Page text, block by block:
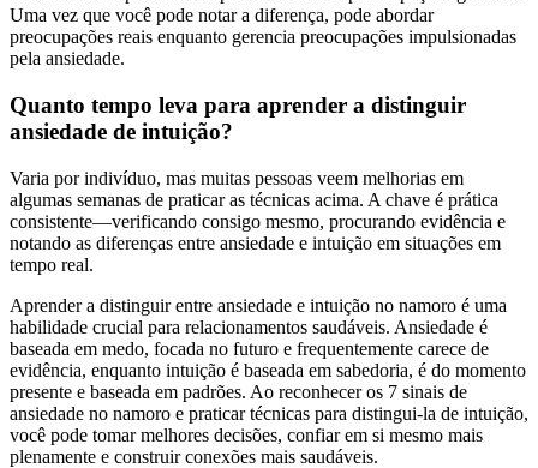
Uma vez que você pode notar a diferença, pode abordar
preocupações reais enquanto gerencia preocupações impulsionadas
pela ansiedade.
Quanto tempo leva para aprender a distinguir
ansiedade de intuição?
Varia por indivíduo, mas muitas pessoas veem melhorias em
algumas semanas de praticar as técnicas acima. A chave é prática
consistente—verificando consigo mesmo, procurando evidência e
notando as diferenças entre ansiedade e intuição em situações em
tempo real.
Aprender a distinguir entre ansiedade e intuição no namoro é uma
habilidade crucial para relacionamentos saudáveis. Ansiedade é
baseada em medo, focada no futuro e frequentemente carece de
evidência, enquanto intuição é baseada em sabedoria, é do momento
presente e baseada em padrões. Ao reconhecer os 7 sinais de
ansiedade no namoro e praticar técnicas para distingui-la de intuição,
você pode tomar melhores decisões, confiar em si mesmo mais
plenamente e construir conexões mais saudáveis.